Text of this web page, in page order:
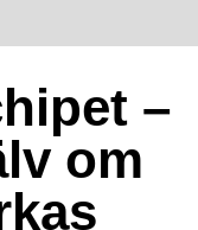
–
om